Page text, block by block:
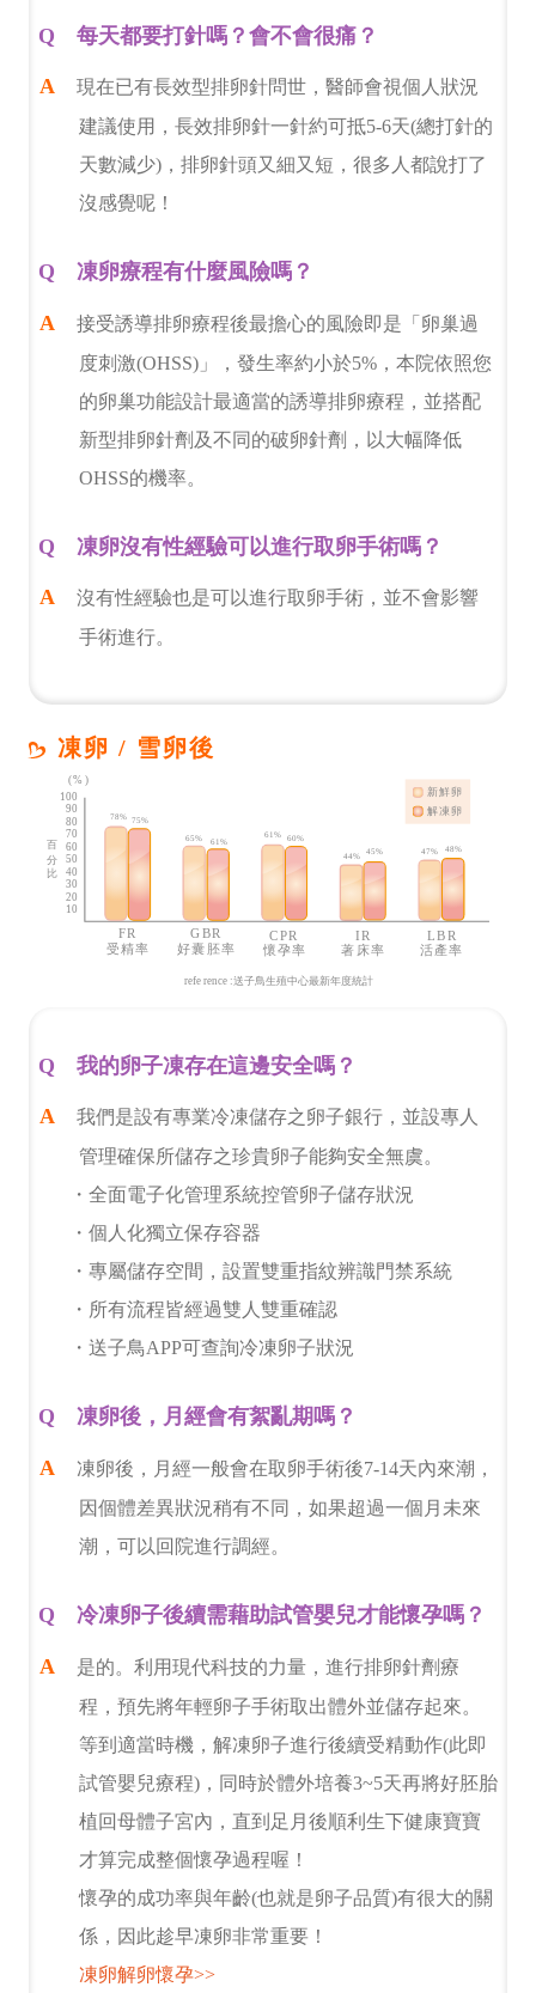
每天都要打針嗎？會不會很痛？
現在已有長效型排卵針問世，醫師會視個人狀況
建議使用，長效排卵針一針約可抵5-6天(總打針的
天數減少)，排卵針頭又細又短，很多人都說打了
沒感覺呢！
凍卵療程有什麼風險嗎？
接受誘導排卵療程後最擔心的風險即是「卵巢過
度刺激(OHSS)」，發生率約小於5%，本院依照您
的卵巢功能設計最適當的誘導排卵療程，並搭配
新型排卵針劑及不同的破卵針劑，以大幅降低
OHSS的機率。
凍卵沒有性經驗可以進行取卵手術嗎？
沒有性經驗也是可以進行取卵手術，並不會影響
手術進行。
凍卵 / 雪卵後
我的卵子凍存在這邊安全嗎？
我們是設有專業冷凍儲存之卵子銀行，並設專人
管理確保所儲存之珍貴卵子能夠安全無虞。
・全面電子化管理系統控管卵子儲存狀況
・個人化獨立保存容器
・專屬儲存空間，設置雙重指紋辨識門禁系統
・所有流程皆經過雙人雙重確認
・送子鳥APP可查詢冷凍卵子狀況
凍卵後，月經會有絮亂期嗎？
凍卵後，月經一般會在取卵手術後7-14天內來潮，
因個體差異狀況稍有不同，如果超過一個月未來
潮，可以回院進行調經。
冷凍卵子後續需藉助試管嬰兒才能懷孕嗎？
是的。利用現代科技的力量，進行排卵針劑療
程，預先將年輕卵子手術取出體外並儲存起來。
等到適當時機，解凍卵子進行後續受精動作(此即
試管嬰兒療程)，同時於體外培養3~5天再將好胚胎
植回母體子宮內，直到足月後順利生下健康寶寶
才算完成整個懷孕過程喔！
懷孕的成功率與年齡(也就是卵子品質)有很大的關
係，因此趁早凍卵非常重要！
凍卵解卵懷孕>>